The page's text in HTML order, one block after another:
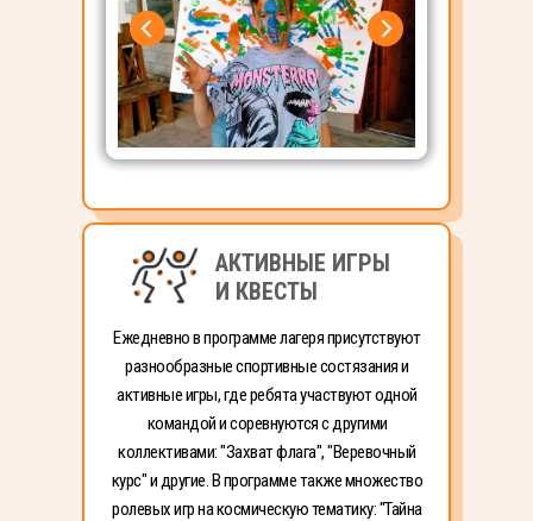
АКТИВНЫЕ ИГРЫ
И КВЕСТЫ
Ежедневно в программе лагеря присутствуют
разнообразные спортивные состязания и
активные игры, где ребята участвуют одной
командой и соревнуются с другими
коллективами: "Захват флага", "Веревочный
курс" и другие. В программе также множество
ролевых игр на космическую тематику: "Тайна